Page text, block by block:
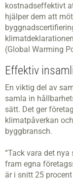
kostnadseffektivt
hjälper dem att
(Global Warming
Effektiv
En viktig del av
samla in
sätt. Det ger
klimatpåverkan
byggbransch.
“Tack vara det
fram egna
är i snitt 25